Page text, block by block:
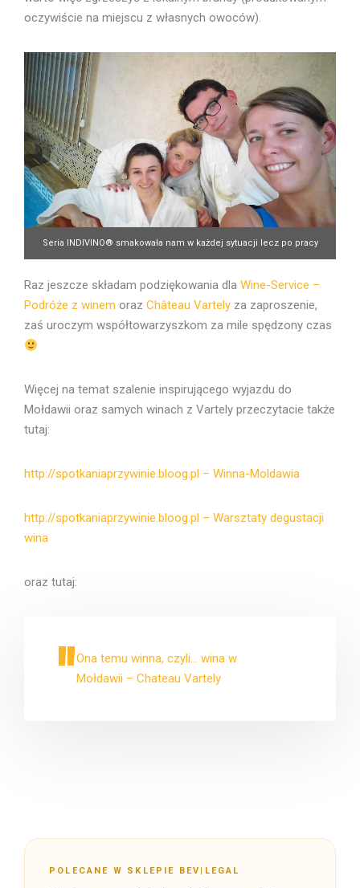
oczywiście na miejscu z własnych owoców).
Seria INDIVINO® smakowała nam w każdej sytuacji lecz po pracy
Raz jeszcze składam podziękowania dla Wine-Service –
Podróże z winem oraz Château Vartely za zaproszenie,
zaś uroczym współtowarzyszkom za mile spędzony czas
Więcej na temat szalenie inspirującego wyjazdu do
Mołdawii oraz samych winach z Vartely przeczytacie także
tutaj:
http://spotkaniaprzywinie.bloog.pl – Winna-Moldawia
http://spotkaniaprzywinie.bloog.pl – Warsztaty degustacji
wina
oraz tutaj:
Ona temu winna, czyli… wina w
Mołdawii – Chateau Vartely
POLECANE W SKLEPIE BEV|LEGAL